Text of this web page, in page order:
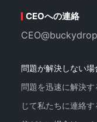
CEOへの連絡
問題が解決しない場
問題を迅速に解決
じて私たちに連絡